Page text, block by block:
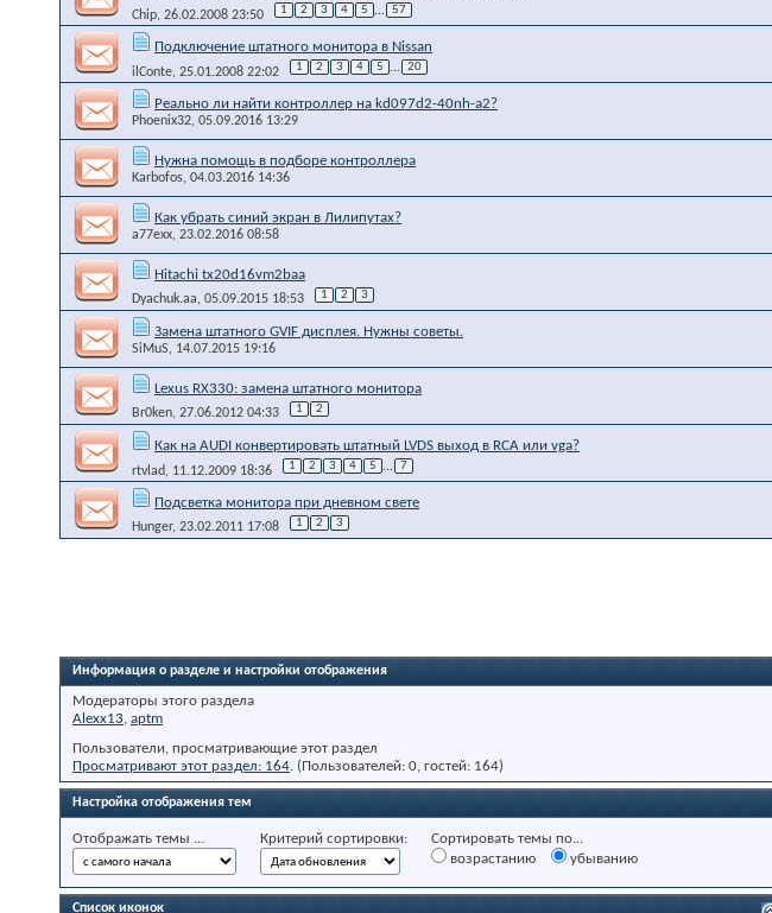
Chip, 26.02.2008 23:50 1 2 3 4 5 ... 57
Подключение штатного монитора в Nissan
ilConte, 25.01.2008 22:02 1 2 3 4 5 ... 20
Реально ли найти контроллер на kd097d2-40nh-a2?
Phoenix32, 05.09.2016 13:29
Нужна помощь в подборе контроллера
Karbofos, 04.03.2016 14:36
Как убрать синий экран в Лилипутах?
a77exx, 23.02.2016 08:58
Hitachi tx20d16vm2baa
Dyachuk.aa, 05.09.2015 18:53 1 2 3
Замена штатного GVIF дисплея. Нужны советы.
SiMuS, 14.07.2015 19:16
Lexus RX330: замена штатного монитора
Br0ken, 27.06.2012 04:33 1 2
Как на AUDI конвертировать штатный LVDS выход в RCA или vga?
rtvlad, 11.12.2009 18:36 1 2 3 4 5 ... 7
Подсветка монитора при дневном свете
Hunger, 23.02.2011 17:08 1 2 3
Информация о разделе и настройки отображения
Модераторы этого раздела
Alexx13, aptm
Пользователи, просматривающие этот раздел
Просматривают этот раздел: 164. (Пользователей: 0, гостей: 164)
Настройка отображения тем
Отображать темы ... Критерий сортировки:
Сортировать темы по...
возрастанию
убыванию
Список иконок